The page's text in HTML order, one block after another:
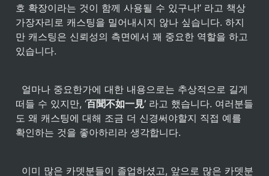
호 확장이라는 것이 함께 사용될 수 있구나!’ 라고 책상
가장자리로 캐스팅을 밀어내시지 않나 싶습니다. 하지
만 캐스팅은 신뢰성의 측면에서 꽤 중요한 역할을 하고
있습니다.
떠들 수 있지만, ‘百聞不如一見’ 라고 했습니다. 여러분들
도 왜 캐스팅에 대해 조금 더 신경써야할지 직접 예를
확인하는 것을 좋아하리라 생각합니다.